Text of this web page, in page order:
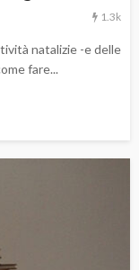
1.3k
natalizie -e delle
fare...